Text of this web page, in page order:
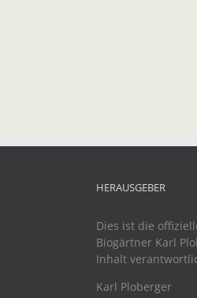
HERAUSGEBER
Dies ist die
Biogärtner Karl
Inhalt
Karl Ploberger